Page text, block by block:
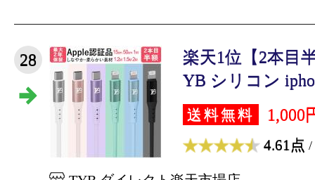
28
楽天1位【2本目
YB シリコン
送料無料 1,000
4.61点 /